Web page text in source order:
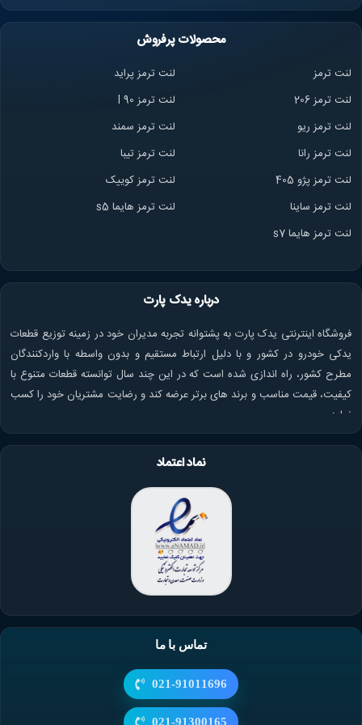
محصولات پرفروش
لنت ترمز
لنت ترمز پراید
لنت ترمز 206
لنت ترمز l 90
لنت ترمز ریو
لنت ترمز سمند
لنت ترمز رانا
لنت ترمز تیبا
لنت ترمز پژو 405
لنت ترمز کوییک
لنت ترمز ساینا
لنت ترمز هایما s5
لنت ترمز هایما s7
درباره یدک پارت
فروشگاه اینترنتی یدک پارت به پشتوانه تجربه مدیران خود در زمینه توزیع قطعات
یدکی خودرو در کشور و با دلیل ارتباط مستقیم و بدون واسطه با واردکنندگان
مطرح کشور، راه اندازی شده است که در این چند سال توانسته قطعات متنوع با
کیفیت، قیمت مناسب و برند های برتر عرضه کند و رضایت مشتریان خود را کسب
نماید.
نماد اعتماد
تماس با ما
021-91011696
021-91300165